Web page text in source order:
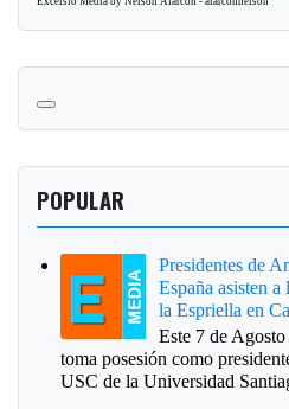
POPULAR
Presidentes de
España asisten
la Espriella en
Este 7 de
toma posesión como
USC de la Universidad